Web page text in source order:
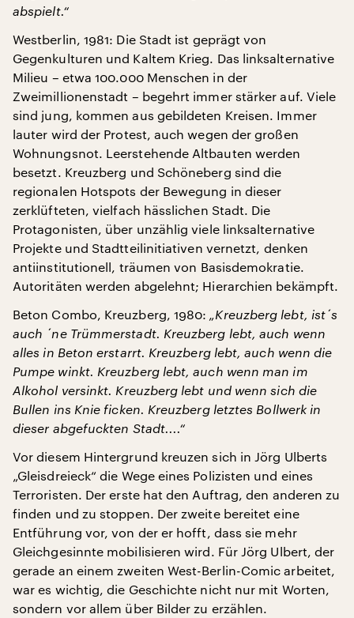
abspielt.“
Westberlin, 1981: Die Stadt ist geprägt von
Gegenkulturen und Kaltem Krieg. Das linksalternative
Milieu – etwa 100.000 Menschen in der
Zweimillionenstadt – begehrt immer stärker auf. Viele
sind jung, kommen aus gebildeten Kreisen. Immer
lauter wird der Protest, auch wegen der großen
Wohnungsnot. Leerstehende Altbauten werden
besetzt. Kreuzberg und Schöneberg sind die
regionalen Hotspots der Bewegung in dieser
zerklüfteten, vielfach hässlichen Stadt. Die
Protagonisten, über unzählig viele linksalternative
Projekte und Stadtteilinitiativen vernetzt, denken
antiinstitutionell, träumen von Basisdemokratie.
Autoritäten werden abgelehnt; Hierarchien bekämpft.
Beton Combo, Kreuzberg, 1980: „Kreuzberg lebt, ist´s
auch ´ne Trümmerstadt. Kreuzberg lebt, auch wenn
alles in Beton erstarrt. Kreuzberg lebt, auch wenn die
Pumpe winkt. Kreuzberg lebt, auch wenn man im
Alkohol versinkt. Kreuzberg lebt und wenn sich die
Bullen ins Knie ficken. Kreuzberg letztes Bollwerk in
dieser abgefuckten Stadt....“
Vor diesem Hintergrund kreuzen sich in Jörg Ulberts
„Gleisdreieck“ die Wege eines Polizisten und eines
Terroristen. Der erste hat den Auftrag, den anderen zu
finden und zu stoppen. Der zweite bereitet eine
Entführung vor, von der er hofft, dass sie mehr
Gleichgesinnte mobilisieren wird. Für Jörg Ulbert, der
gerade an einem zweiten West-Berlin-Comic arbeitet,
war es wichtig, die Geschichte nicht nur mit Worten,
sondern vor allem über Bilder zu erzählen.